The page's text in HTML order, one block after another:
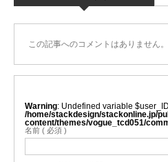
この記事へのコメントはありません。
Warning : Undefined variable
/home/stackdesign/stackonline.jp/
content/themes/vogue_tcd051/
名前 ( 必須 )